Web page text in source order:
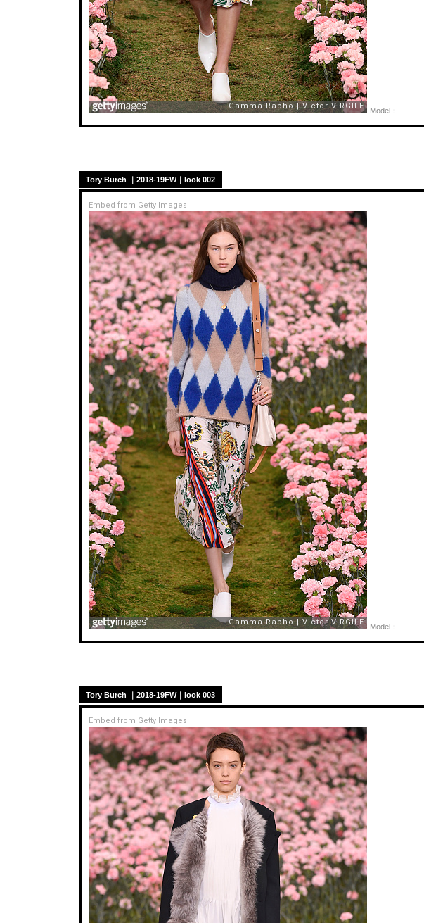
Model：—
Tory Burch ｜2018-19FW｜look 002
Embed from Getty Images
Model：—
Tory Burch ｜2018-19FW｜look 003
Embed from Getty Images